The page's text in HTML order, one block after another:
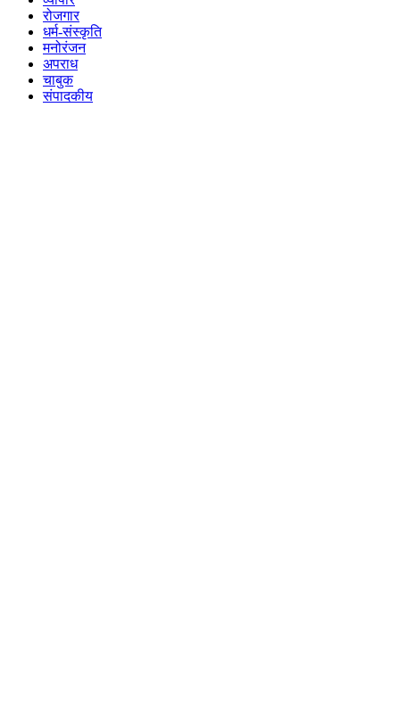
रोजगार
धर्म-संस्कृति
मनोरंजन
अपराध
चाबुक
संपादकीय